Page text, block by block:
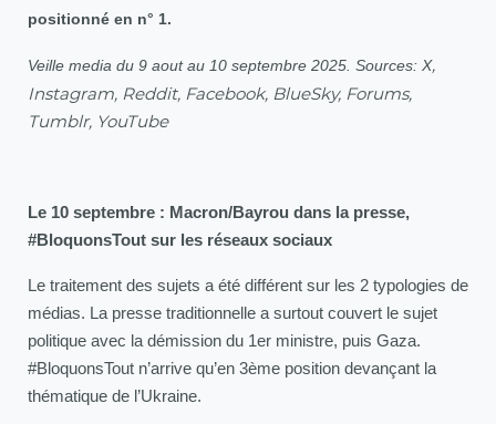
positionné en n° 1.
Veille media du 9 aout au 10 septembre 2025. Sources: X,
Instagram, Reddit, Facebook, BlueSky, Forums,
Tumblr, YouTube
Le 10 septembre : Macron/Bayrou dans la presse,
#BloquonsTout sur les réseaux sociaux
Le traitement des sujets a été différent sur les 2 typologies de
médias. La presse traditionnelle a surtout couvert le sujet
politique avec la démission du 1er ministre, puis Gaza.
#BloquonsTout n’arrive qu’en 3ème position devançant la
thématique de l’Ukraine.